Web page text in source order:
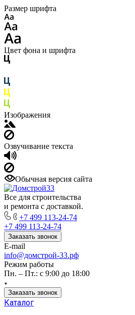
Размер шрифта
Цвет фона и шрифта
Изображения
Озвучивание текста
Обычная версия сайта
Все для строительства
и ремонта с доставкой.
+7 499 113-24-74
+7 499 113-24-74
Заказать звонок
E-mail
info@домстрой-33.рф
Режим работы
Пн. – Пт.: с 9:00 до 18:00
Заказать звонок
Каталог